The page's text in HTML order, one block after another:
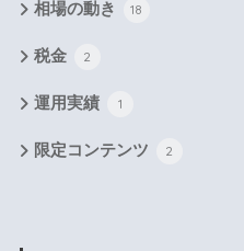
相場の動き 18
税金 2
運用実績 1
限定コンテンツ 2